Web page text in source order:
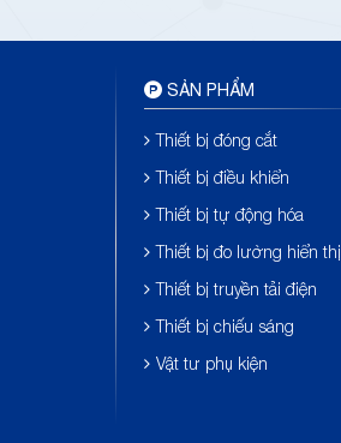
SẢN PHẨM
Thiết bị đóng cắt
Thiết bị điều khiển
Thiết bị tự động hóa
Thiết bị đo lường hiển thị
Thiết bị truyền tải điện
Thiết bị chiếu sáng
Vật tư phụ kiện